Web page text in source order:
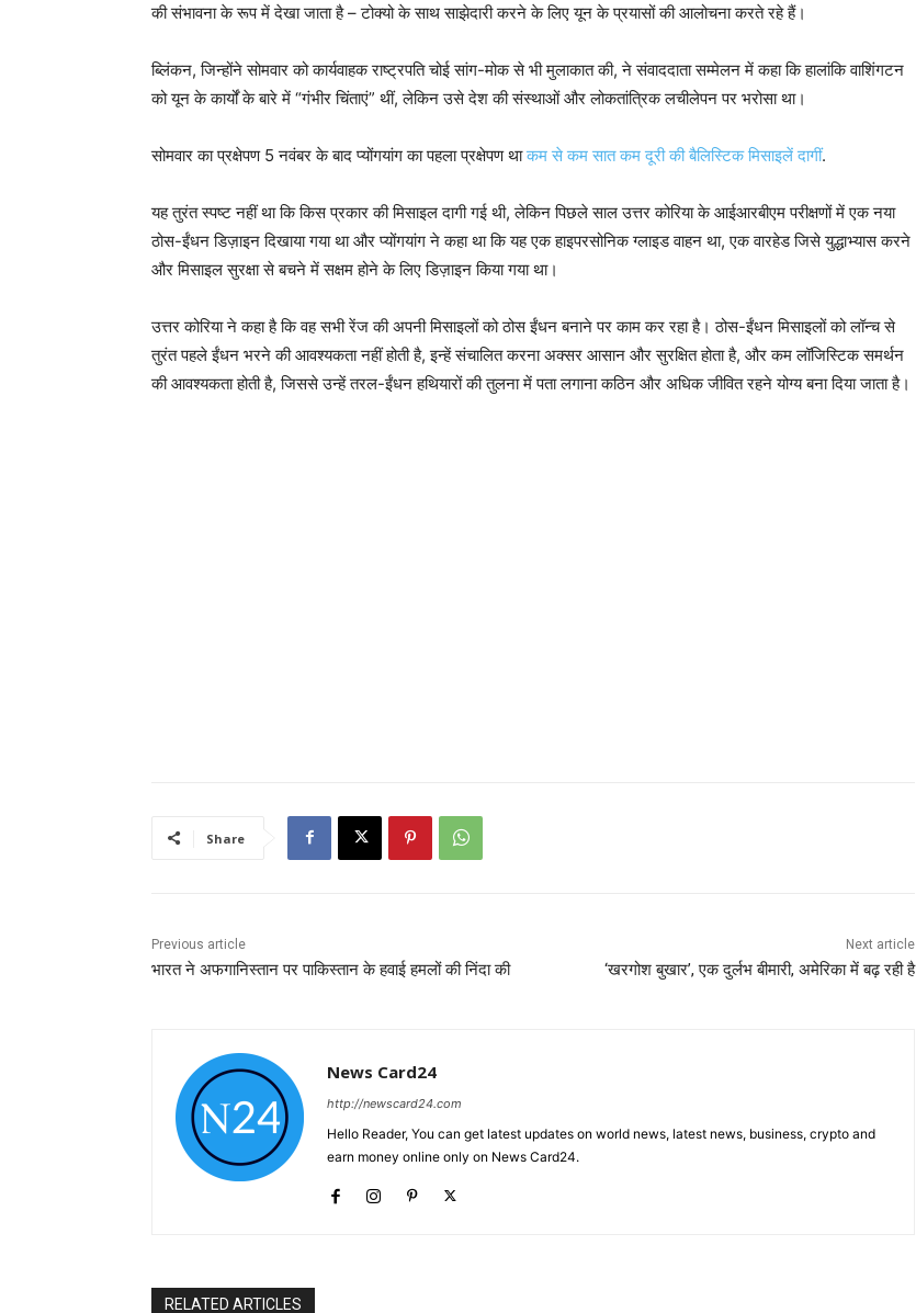
की संभावना के रूप में देखा जाता है – टोक्यो के साथ साझेदारी करने के लिए यून के प्रयासों की आलोचना करते रहे हैं।
ब्लिंकन, जिन्होंने सोमवार को कार्यवाहक राष्ट्रपति चोई सांग-मोक से भी मुलाकात की, ने संवाददाता सम्मेलन में कहा कि हालांकि वाशिंगटन
को यून के कार्यों के बारे में “गंभीर चिंताएं” थीं, लेकिन उसे देश की संस्थाओं और लोकतांत्रिक लचीलेपन पर भरोसा था।
सोमवार का प्रक्षेपण 5 नवंबर के बाद प्योंगयांग का पहला प्रक्षेपण थाकम से कम सात कम दूरी की बैलिस्टिक मिसाइलें दागीं.
यह तुरंत स्पष्ट नहीं था कि किस प्रकार की मिसाइल दागी गई थी, लेकिन पिछले साल उत्तर कोरिया के आईआरबीएम परीक्षणों में एक नया
ठोस-ईंधन डिज़ाइन दिखाया गया था और प्योंगयांग ने कहा था कि यह एक हाइपरसोनिक ग्लाइड वाहन था, एक वारहेड जिसे युद्धाभ्यास करने
और मिसाइल सुरक्षा से बचने में सक्षम होने के लिए डिज़ाइन किया गया था।
उत्तर कोरिया ने कहा है कि वह सभी रेंज की अपनी मिसाइलों को ठोस ईंधन बनाने पर काम कर रहा है। ठोस-ईंधन मिसाइलों को लॉन्च से
तुरंत पहले ईंधन भरने की आवश्यकता नहीं होती है, इन्हें संचालित करना अक्सर आसान और सुरक्षित होता है, और कम लॉजिस्टिक समर्थन
की आवश्यकता होती है, जिससे उन्हें तरल-ईंधन हथियारों की तुलना में पता लगाना कठिन और अधिक जीवित रहने योग्य बना दिया जाता है।
Share
Previous article
भारत ने अफगानिस्तान पर पाकिस्तान के हवाई हमलों की निंदा की
Next article
‘खरगोश बुखार’, एक दुर्लभ बीमारी, अमेरिका में बढ़ रही है
News Card24
http://newscard24.com
Hello Reader, You can get latest updates on world news, latest news, business, crypto and
earn money online only on News Card24.
RELATED ARTICLES